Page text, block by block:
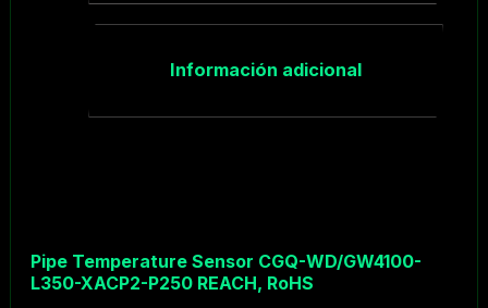
Información adicional
Pipe Temperature Sensor CGQ-WD/GW4100-
L350-XACP2-P250 REACH, RoHS